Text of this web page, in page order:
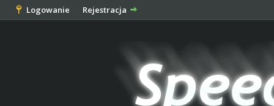
Logowanie Rejestracja